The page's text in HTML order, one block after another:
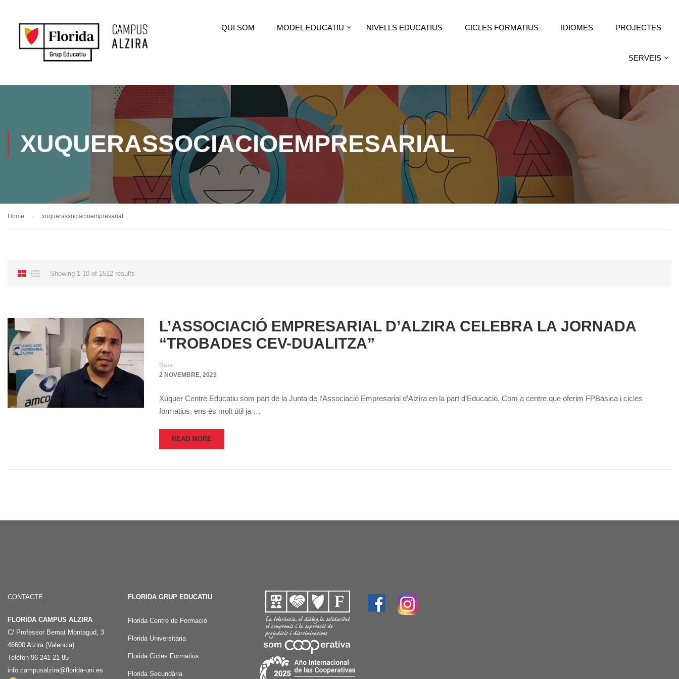
QUI SOM MODEL EDUCATIU NIVELLS EDUCATIUS CICLES FORMATIUS IDIOMES PROJECTES
SERVEIS
XUQUERASSOCIACIOEMPRESARIAL
Home xuquerassociacioempresarial
Showing 1-10 of 1512 results
L’ASSOCIACIÓ EMPRESARIAL D’ALZIRA CELEBRA LA JORNADA
“TROBADES CEV-DUALITZA”
Date
2 NOVEMBRE, 2023
Xúquer Centre Educatiu som part de la Junta de l’Associació Empresarial d’Alzira en la part d’Educació. Com a centre que oferim FPBàsica i cicles
formatius, ens és molt útil ja …
READ MORE
CONTACTE
FLORIDA CAMPUS ALZIRA
C/ Professor Bernat Montagud, 3
46600 Alzira (Valencia)
Telèfon 96 241 21 85
info.campusalzira@florida-uni.es
FLORIDA GRUP EDUCATIU
Florida Centre de Formació
Florida Universitària
Florida Cicles Formatius
Florida Secundària